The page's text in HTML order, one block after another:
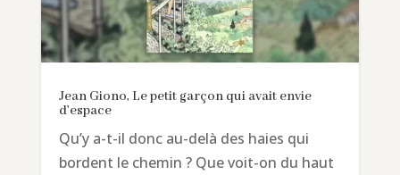
Jean Giono, Le petit garçon qui avait envie
d’espace
Qu’y a-t-il donc au-delà des haies qui
bordent le chemin ? Que voit-on du haut